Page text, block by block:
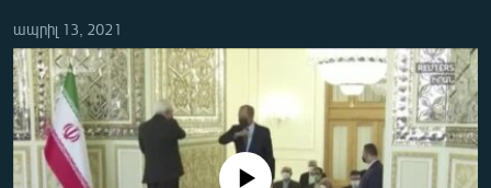
ՏՆՏԵՍՈՒԹՅՈՒՆ
ՂԱՐԱԲԱՂ
ՊԱՏԵՐԱԶՄԻ 6 ՇԱԲԱԹՆԵՐԸ
ՏԱՐԱԾԱՇՐՋԱՆ
ապրիլ 13, 2021
No media source currently available